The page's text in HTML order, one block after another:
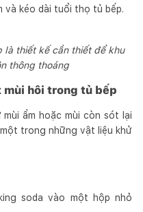
và kéo dài tuổi thọ tủ bếp.
là thiết kế cần thiết để khu
thông thoáng
mùi hôi trong tủ bếp
ẩm hoặc mùi còn sót lại
trong những vật liệu khử
soda vào một hộp nhỏ